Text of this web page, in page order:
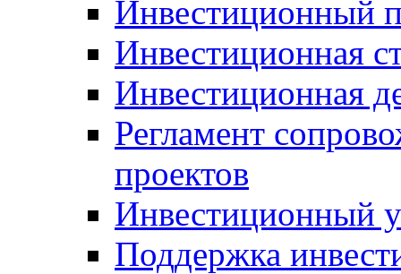
Инвестиционный
Инвестиционная
Инвестиционная
Регламент
проектов
Инвестиционный
Поддержка